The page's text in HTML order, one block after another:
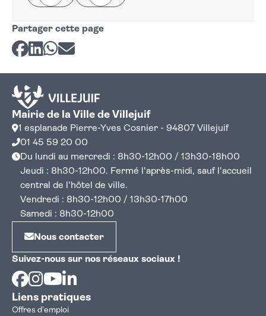
Partager cette page
Partager sur Facebook
Partager sur LinkedIn
Partager sur Whatsapp
Partager par courriel
Mairie de la Ville de Villejuif
1 esplanade Pierre-Yves Cosnier - 94807 Villejuif
01 45 59 20 00
Du lundi au mercredi : 8h30-12h00 / 13h30-18h00
Jeudi : 8h30-12h00. Fermé l'après-midi, sauf l'accueil
central de l'hôtel de ville.
Vendredi : 8h30-12h00 / 13h30-17h00
Samedi : 8h30-12h00
Nous contacter
Suivez-nous sur nos réseaux sociaux !
Facebook
Instagram
Youtube
Liens pratiques
Offres d'emploi